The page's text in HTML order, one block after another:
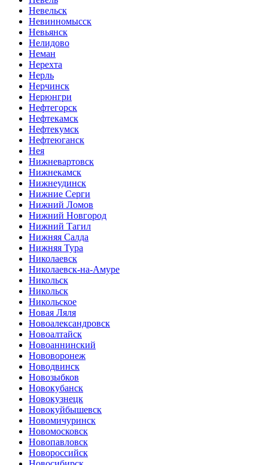
Невельск
Невинномысск
Невьянск
Нелидово
Неман
Нерехта
Нерль
Нерчинск
Нерюнгри
Нефтегорск
Нефтекамск
Нефтекумск
Нефтеюганск
Нея
Нижневартовск
Нижнекамск
Нижнеудинск
Нижние Серги
Нижний Ломов
Нижний Новгород
Нижний Тагил
Нижняя Салда
Нижняя Тура
Николаевск
Николаевск-на-Амуре
Никольск
Никольск
Никольское
Новая Ляля
Новоалександровск
Новоалтайск
Новоаннинский
Нововоронеж
Новодвинск
Новозыбков
Новокубанск
Новокузнецк
Новокуйбышевск
Новомичуринск
Новомосковск
Новопавловск
Новороссийск